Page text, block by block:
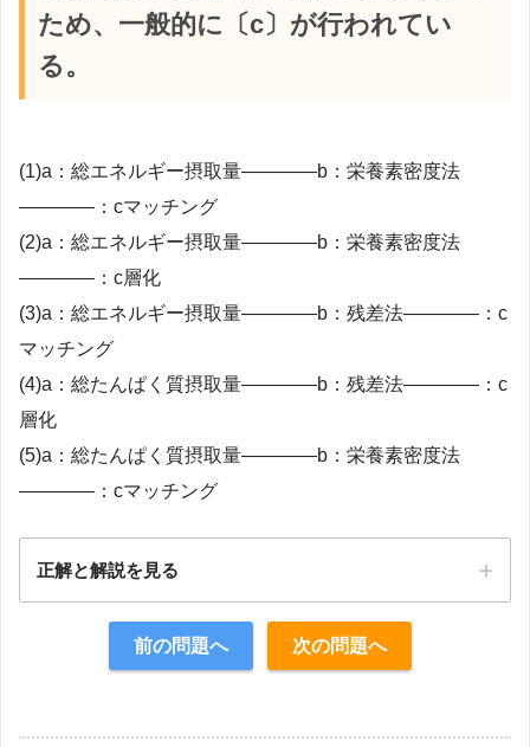
ため、一般的に〔c〕が行われてい
る。
(1)a：総エネルギー摂取量――――b：栄養素密度法
――――：cマッチング
(2)a：総エネルギー摂取量――――b：栄養素密度法
――――：c層化
(3)a：総エネルギー摂取量――――b：残差法――――：c
マッチング
(4)a：総たんぱく質摂取量――――b：残差法――――：c
層化
(5)a：総たんぱく質摂取量――――b：栄養素密度法
――――：cマッチング
正解と解説を見る
前の問題へ 次の問題へ